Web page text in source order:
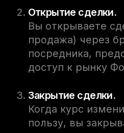
Открытие сделки.
Вы открываете
продажа) через
посредника,
доступ к рынку
Закрытие сделки.
Когда курс
пользу, вы